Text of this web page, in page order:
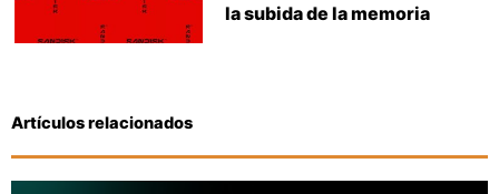
la subida de la memoria
Artículos relacionados